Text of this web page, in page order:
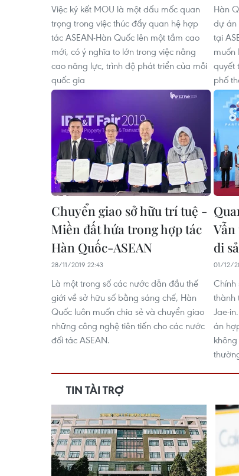
Việc ký kết MOU là một dấu mốc quan
trọng trong việc thúc đẩy quan hệ hợp
tác ASEAN-Hàn Quốc lên một tầm cao
mới, có ý nghĩa to lớn trong việc nâng
cao năng lực, trình độ phát triển của mỗi
quốc gia
Hàn
dự án
tại
muốn
quyết
phố
Chuyển giao sở hữu trí tuệ -
Miền đất hứa trong hợp tác
Hàn Quốc-ASEAN
28/11/2019 22:43
Là một trong số các nước dẫn đầu thế
giới về sở hữu số bằng sáng chế, Hàn
Quốc luôn muốn chia sẻ và chuyển giao
những công nghệ tiên tiến cho các nước
đối tác ASEAN.
di
01/12/
Chính
thành
Jae-
án